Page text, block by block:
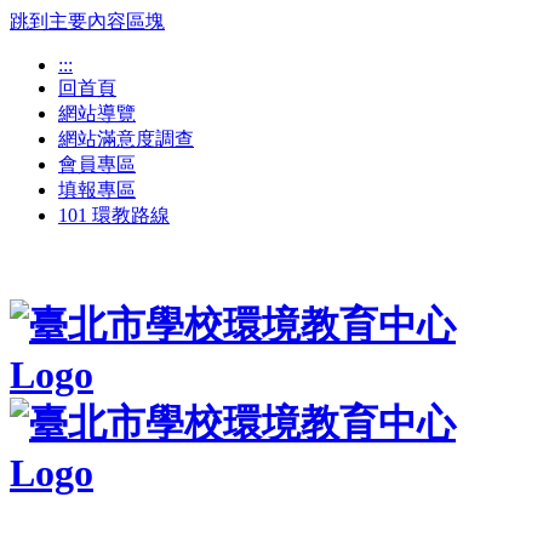
跳到主要內容區塊
:::
回首頁
網站導覽
網站滿意度調查
會員專區
填報專區
101 環教路線